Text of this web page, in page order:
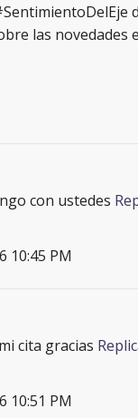
las novedades
con ustedes
10:45 PM
cita gracias
10:51 PM